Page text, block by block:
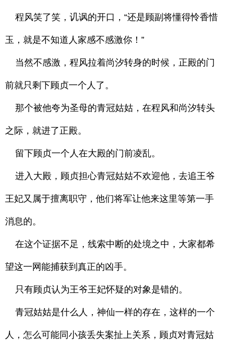
程风笑了笑，讥讽的开口，“还是顾副将懂得怜香惜
玉，就是不知道人家感不感激你！”
当然不感激，程风拉着尚汐转身的时候，正殿的门
前就只剩下顾贞一个人了。
那个被他夸为圣母的青冠姑姑，在程风和尚汐转头
之际，就进了正殿。
留下顾贞一个人在大殿的门前凌乱。
进入大殿，顾贞担心青冠姑姑不欢迎他，去追王爷
王妃又属于擅离职守，他们将军让他来这里等第一手
消息的。
在这个证据不足，线索中断的处境之中，大家都希
望这一网能捕获到真正的凶手。
只有顾贞认为王爷王妃怀疑的对象是错的。
青冠姑姑是什么人，神仙一样的存在，这样的一个
人，怎么可能同小孩丢失案扯上关系，顾贞对青冠姑